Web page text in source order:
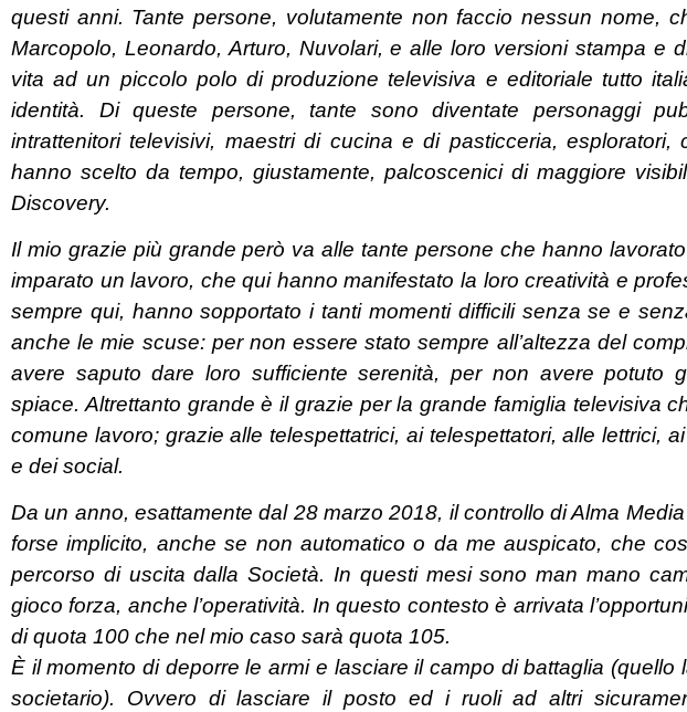
questi anni. Tante persone, volutamente non faccio nessun nome,
Marcopolo, Leonardo, Arturo, Nuvolari, e alle loro versioni stampa e
vita ad un piccolo polo di produzione televisiva e editoriale tutto
identità. Di queste persone, tante sono diventate personaggi
intrattenitori televisivi, maestri di cucina e di pasticceria, esploratori,
hanno scelto da tempo, giustamente, palcoscenici di maggiore
Discovery.
Il mio grazie più grande però va alle tante persone che hanno
imparato un lavoro, che qui hanno manifestato la loro creatività e
sempre qui, hanno sopportato i tanti momenti difficili senza se e
anche le mie scuse: per non essere stato sempre all’altezza del
avere saputo dare loro sufficiente serenità, per non avere potuto
spiace. Altrettanto grande è il grazie per la grande famiglia televisiva
comune lavoro; grazie alle telespettatrici, ai telespettatori, alle lettrici,
e dei social.
Da un anno, esattamente dal 28 marzo 2018, il controllo di Alma
forse implicito, anche se non automatico o da me auspicato, che
percorso di uscita dalla Società. In questi mesi sono man mano
gioco forza, anche l’operatività. In questo contesto è arrivata
di quota 100 che nel mio caso sarà quota 105.
È il momento di deporre le armi e lasciare il campo di battaglia (quello
societario). Ovvero di lasciare il posto ed i ruoli ad altri